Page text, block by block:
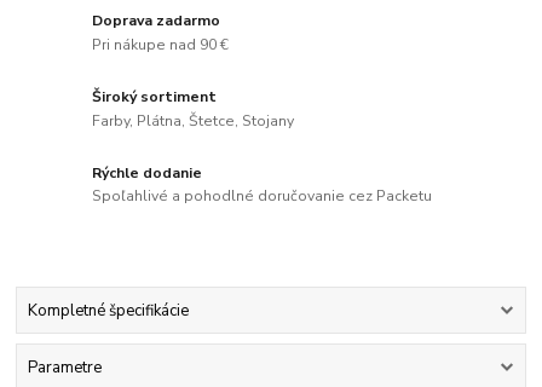
Doprava zadarmo
Pri nákupe nad 90 €
Široký sortiment
Farby, Plátna, Štetce, Stojany
Rýchle dodanie
Spoľahlivé a pohodlné doručovanie cez Packetu
Kompletné špecifikácie
Parametre